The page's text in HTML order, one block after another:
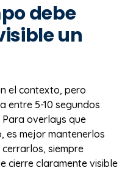
debe
un
el contexto, pero
entre 5-10 segundos
overlays que
es mejor mantenerlos
siempre
cierre claramente visible